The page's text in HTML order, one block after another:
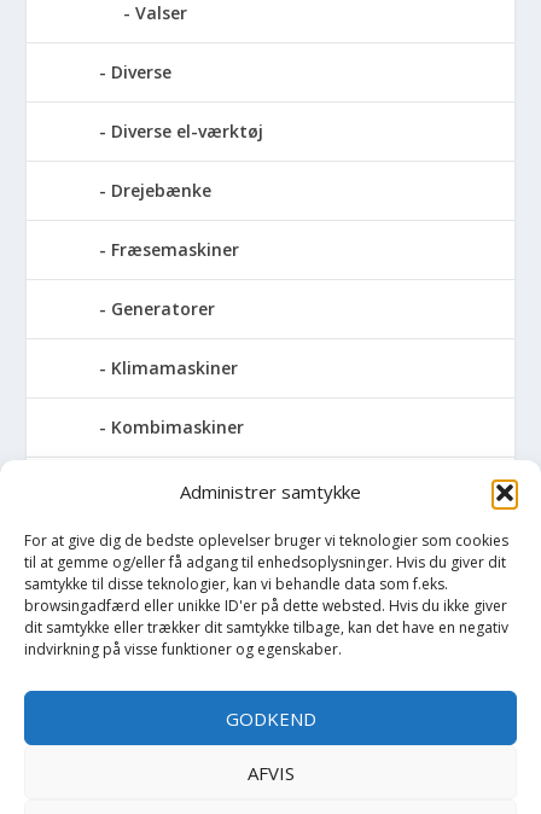
Administrer samtykke
For at give dig de bedste oplevelser bruger vi teknologier som cookies
til at gemme og/eller få adgang til enhedsoplysninger. Hvis du giver dit
samtykke til disse teknologier, kan vi behandle data som f.eks.
browsingadfærd eller unikke ID'er på dette websted. Hvis du ikke giver
dit samtykke eller trækker dit samtykke tilbage, kan det have en negativ
indvirkning på visse funktioner og egenskaber.
GODKEND
AFVIS
Valser
Diverse
Diverse el-værktøj
Drejebænke
Fræsemaskiner
Generatorer
Klimamaskiner
Kombimaskiner
Kompressor
Pressemaskiner
Save
Søjlebore- & bænkboremaskiner